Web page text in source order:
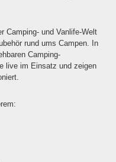
Camping- und Vanlife-Welt
rund ums Campen. In
Camping-
live im Einsatz und zeigen